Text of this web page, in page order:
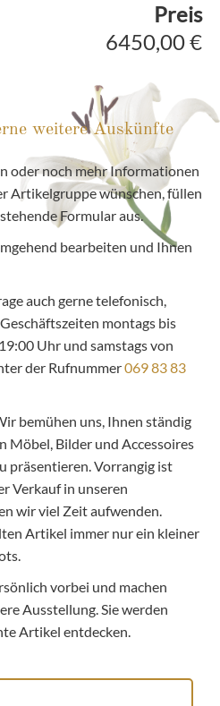
Preis
6450,00 €
weitere Auskünfte
oder noch mehr Informationen
Artikelgruppe wünschen, füllen
Formular aus.
bearbeiten und Ihnen
auch gerne telefonisch,
montags bis
Uhr und samstags von
der Rufnummer069 83 83
bemühen uns, Ihnen ständig
Möbel, Bilder und Accessoires
präsentieren. Vorrangig ist
Verkauf in unseren
wir viel Zeit aufwenden.
Artikel immer nur ein kleiner
vorbei und machen
Ausstellung. Sie werden
Artikel entdecken.